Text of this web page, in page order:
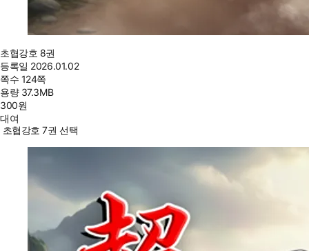
초협강호 8권
등록일 2026.01.02
쪽수 124쪽
용량 37.3MB
300원
대여
초협강호 7권 선택